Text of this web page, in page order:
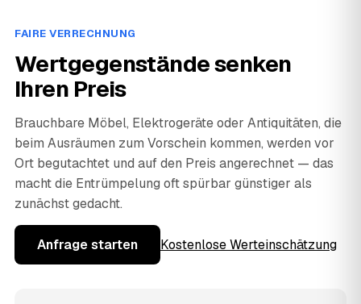
FAIRE VERRECHNUNG
Wertgegenstände senken
Ihren Preis
Brauchbare Möbel, Elektrogeräte oder Antiquitäten, die
beim Ausräumen zum Vorschein kommen, werden vor
Ort begutachtet und auf den Preis angerechnet — das
macht die Entrümpelung oft spürbar günstiger als
zunächst gedacht.
Anfrage starten Kostenlose Werteinschätzung